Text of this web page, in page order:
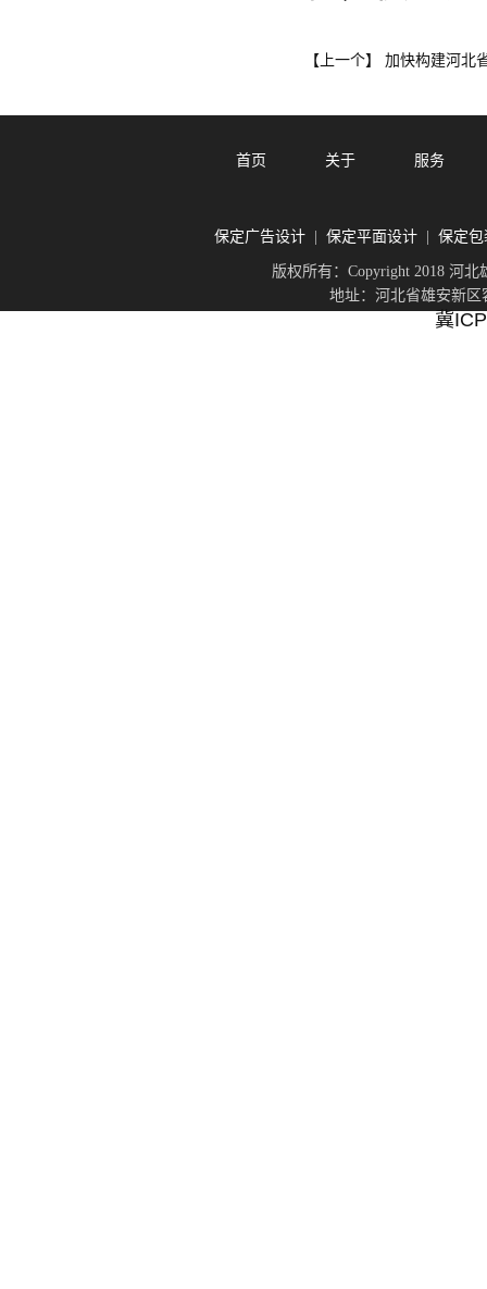
【上一个】 加快构建河北
首页 关于 服务
保定广告设计| 保定平面设计| 保定包
版权所有：Copyright 2018 河
地址：河北省雄安新区
冀